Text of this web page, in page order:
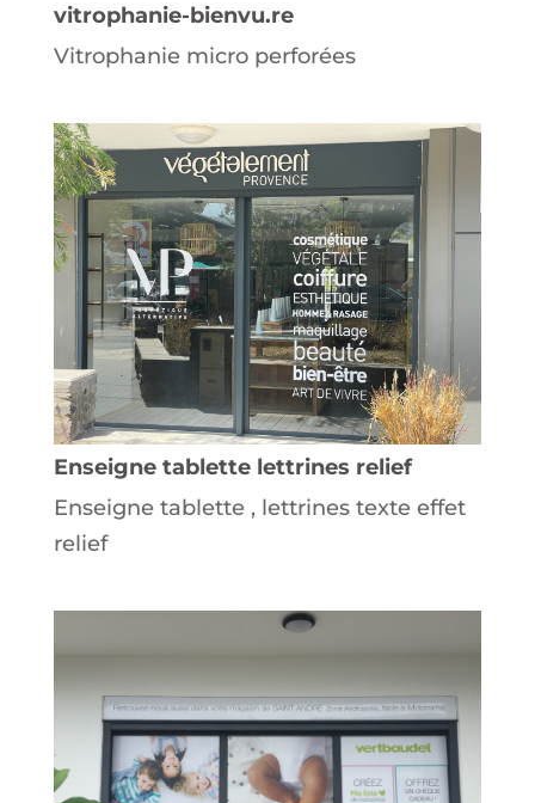
vitrophanie-bienvu.re
Vitrophanie micro perforées
Enseigne tablette lettrines relief
Enseigne tablette , lettrines texte effet
relief